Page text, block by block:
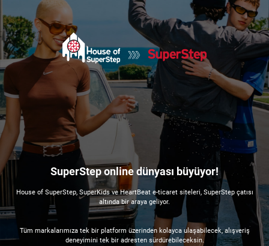
SuperStep online dünyası büyüyor!
House of SuperStep, SuperKids ve HeartBeat e-ticaret siteleri, SuperStep çatısı
altında bir araya geliyor.
Tüm markalarımıza tek bir platform üzerinden kolayca ulaşabilecek, alışveriş
deneyimini tek bir adresten sürdürebileceksin.